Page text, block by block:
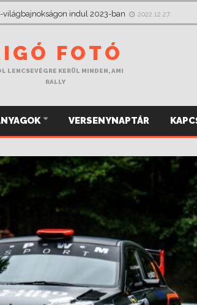
világbajnokságon indul 2023-ban 2022.12.27.
a Mikulás Rallye-n megragadja a kormányt
FOTÓ
LENCSEVÉGRE KERÜL MINDEN, AMI
RALLY
VERSENYNAPTÁR